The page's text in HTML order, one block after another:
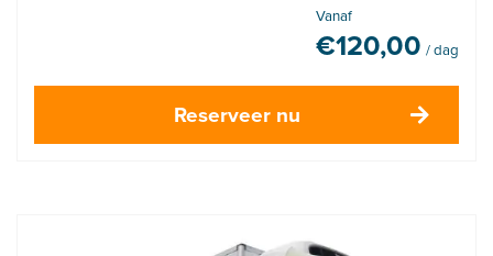
Vanaf
€120,00 / dag
Reserveer nu